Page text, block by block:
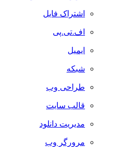
اشتراک فایل
اف.تی.پی
ایمیل
شبکه
طراحی وب
قالب سایت
مدیریت دانلود
مرورگر وب